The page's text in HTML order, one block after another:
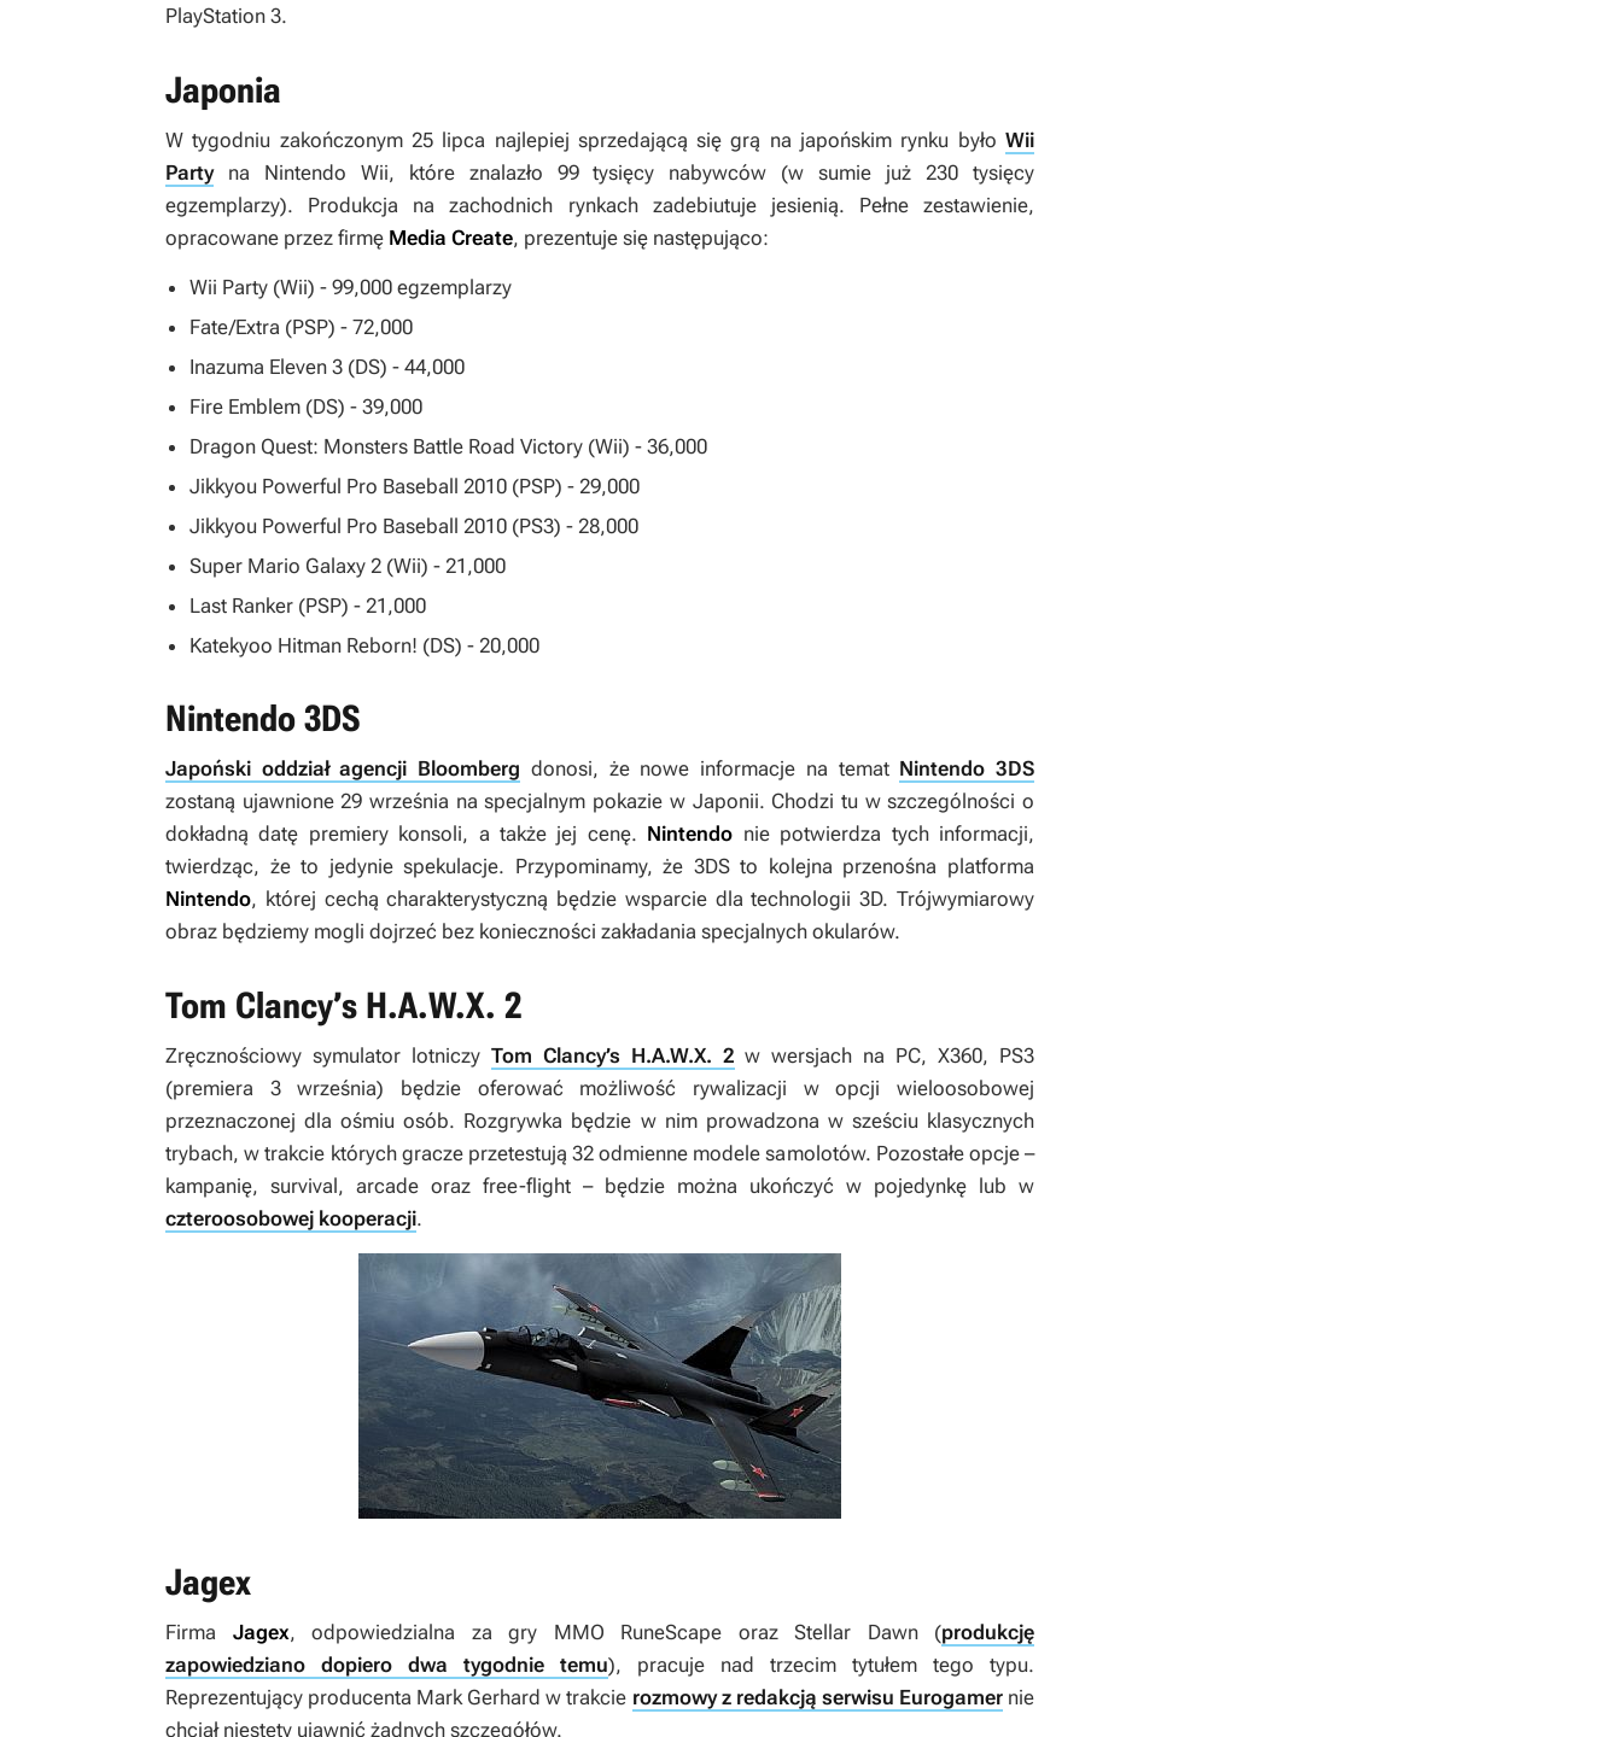
PlayStation 3.
Japonia
W tygodniu zakończonym 25 lipca najlepiej sprzedającą się grą na japońskim rynku było Wii
Partyna Nintendo Wii, które znalazło 99 tysięcy nabywców (w sumie już 230 tysięcy
egzemplarzy). Produkcja na zachodnich rynkach zadebiutuje jesienią. Pełne zestawienie,
opracowane przez firmę Media Create, prezentuje się następująco:
Wii Party (Wii) - 99,000 egzemplarzy
Fate/Extra (PSP) - 72,000
Inazuma Eleven 3 (DS) - 44,000
Fire Emblem (DS) - 39,000
Dragon Quest: Monsters Battle Road Victory (Wii) - 36,000
Jikkyou Powerful Pro Baseball 2010 (PSP) - 29,000
Jikkyou Powerful Pro Baseball 2010 (PS3) - 28,000
Super Mario Galaxy 2 (Wii) - 21,000
Last Ranker (PSP) - 21,000
Katekyoo Hitman Reborn! (DS) - 20,000
Nintendo 3DS
Japoński oddział agencji Bloomberg donosi, że nowe informacje na temat Nintendo 3DS
zostaną ujawnione 29 września na specjalnym pokazie w Japonii. Chodzi tu w szczególności o
dokładną datę premiery konsoli, a także jej cenę. Nintendo nie potwierdza tych informacji,
twierdząc, że to jedynie spekulacje. Przypominamy, że 3DS to kolejna przenośna platforma
Nintendo, której cechą charakterystyczną będzie wsparcie dla technologii 3D. Trójwymiarowy
obraz będziemy mogli dojrzeć bez konieczności zakładania specjalnych okularów.
Tom Clancy’s H.A.W.X. 2
Zręcznościowy symulator lotniczy Tom Clancy’s H.A.W.X. 2 w wersjach na PC, X360, PS3
(premiera 3 września) będzie oferować możliwość rywalizacji w opcji wieloosobowej
przeznaczonej dla ośmiu osób. Rozgrywka będzie w nim prowadzona w sześciu klasycznych
trybach, w trakcie których gracze przetestują 32 odmienne modele samolotów. Pozostałe opcje –
kampanię, survival, arcade oraz free-flight – będzie można ukończyć w pojedynkę lub w
czteroosobowej kooperacji.
Jagex
Firma Jagex, odpowiedzialna za gry MMO RuneScape oraz Stellar Dawn(produkcję
zapowiedziano dopiero dwa tygodnie temu), pracuje nad trzecim tytułem tego typu.
Reprezentujący producenta Mark Gerhard w trakcie rozmowy z redakcją serwisu Eurogamernie
chciał niestety ujawnić żadnych szczegółów.